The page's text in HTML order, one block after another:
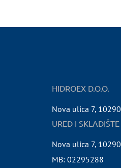
HIDROEX D.O.O.
Nova ulica 7, 10290
URED I SKLADIŠTE
Nova ulica 7, 10290
MB: 02295288